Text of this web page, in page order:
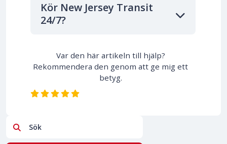
Kör New Jersey Transit
24/7?
Var den här artikeln till hjälp?
Rekommendera den genom att ge mig ett
betyg.
Sök